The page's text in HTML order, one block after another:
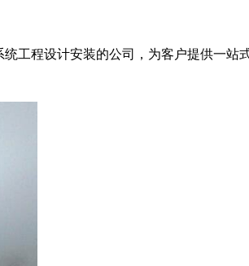
工程设计安装的公司，为客户提供一站